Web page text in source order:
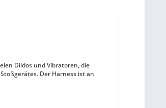
Dildos und Vibratoren, die
Der Harness ist an